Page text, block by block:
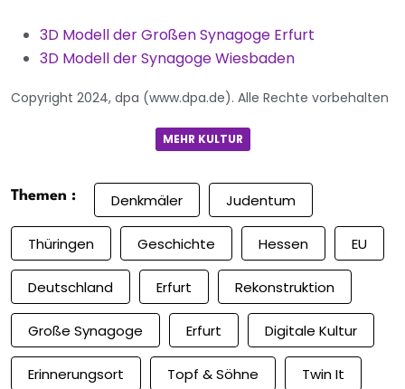
3D Modell der Großen Synagoge Erfurt
3D Modell der Synagoge Wiesbaden
Copyright 2024, dpa (www.dpa.de). Alle Rechte vorbehalten
MEHR KULTUR
Themen : Denkmäler Judentum
Thüringen Geschichte Hessen EU
Deutschland Erfurt Rekonstruktion
Große Synagoge Erfurt Digitale Kultur
Erinnerungsort Topf & Söhne Twin It